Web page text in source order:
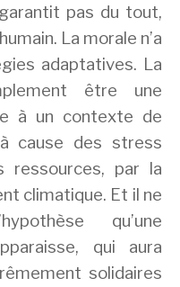
pas du tout,
La morale n’a
adaptatives. La
être une
à un contexte de
cause des stress
ressources, par la
climatique. Et il ne
qu’une
qui aura
solidaires